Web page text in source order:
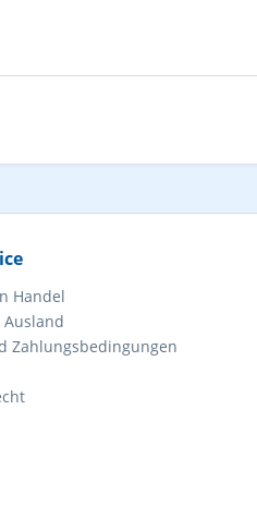
Handel
Zahlungsbedingungen